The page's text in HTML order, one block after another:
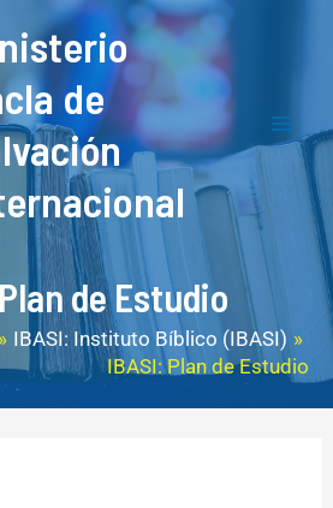
de
de Estudio
IBASI: Instituto Bíblico (IBASI)
IBASI: Plan de Estudio